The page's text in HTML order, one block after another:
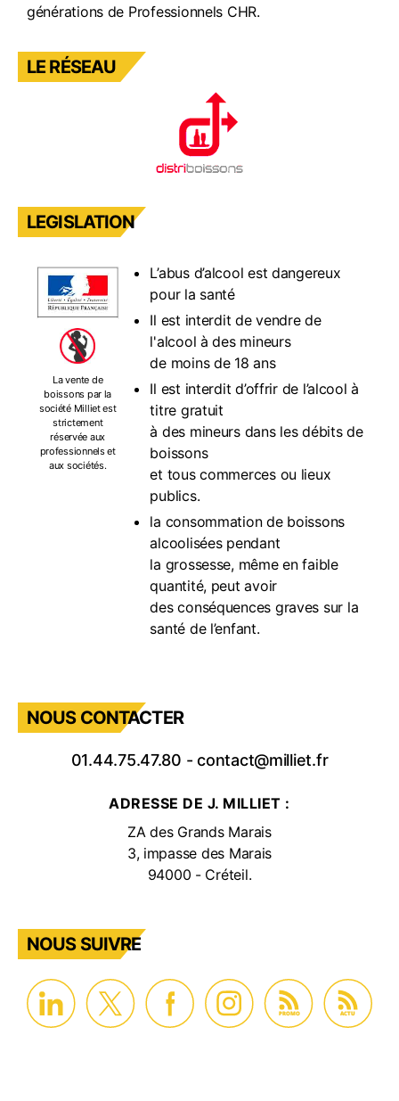
générations de Professionnels CHR.
LE RÉSEAU
LEGISLATION
La vente de
boissons par la
société Milliet est
strictement
réservée aux
professionnels et
aux sociétés.
L’abus d’alcool est dangereux
pour la santé
Il est interdit de vendre de
l'alcool à des mineurs
de moins de 18 ans
Il est interdit d’offrir de l’alcool à
titre gratuit
à des mineurs dans les débits de
boissons
et tous commerces ou lieux
publics.
la consommation de boissons
alcoolisées pendant
la grossesse, même en faible
quantité, peut avoir
des conséquences graves sur la
santé de l’enfant.
NOUS CONTACTER
01.44.75.47.80 -contact@milliet.fr
ADRESSE DE J. MILLIET :
ZA des Grands Marais
3, impasse des Marais
94000 - Créteil.
NOUS SUIVRE
PROMO ACTU